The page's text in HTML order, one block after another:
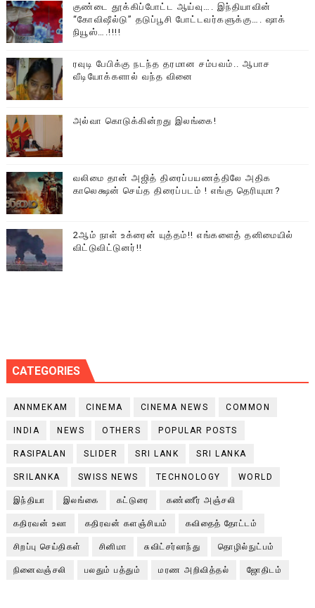
குண்டை தூக்கிப்போட்ட ஆய்வு…. இந்தியாவின்
“கோவிஷீல்டு” தடுப்பூசி போட்டவர்களுக்கு…. ஷாக்
நியூஸ்….!!!!
ரவுடி பேபிக்கு நடந்த தரமான சம்பவம்.. ஆபாச
வீடியோக்களால் வந்த வினை
அல்வா கொடுக்கின்றது இலங்கை!
வலிமை தான் அஜித் திரைப்பயணத்திலே அதிக
காலெக்ஷன் செய்த திரைப்படம் ! எங்கு தெரியுமா?
2ஆம் நாள் உக்ரைன் யுத்தம்!! எங்களைத் தனிமையில்
விட்டுவிட்டுனர்!!
CATEGORIES
ANNMEKAM CINEMA CINEMA NEWS COMMON
INDIA NEWS OTHERS POPULAR POSTS
RASIPALAN SLIDER SRI LANK SRI LANKA
SRILANKA SWISS NEWS TECHNOLOGY WORLD
இந்தியா இலங்கை கட்டுரை கண்ணீர் அஞ்சலி
கதிரவன் உலா கதிரவன் களஞ்சியம் கவிதைத் தோட்டம்
சிறப்பு செய்திகள் சினிமா சுவிட்சர்லாந்து தொழில்நுட்பம்
நினைவஞ்சலி பலதும் பத்தும் மரண அறிவித்தல் ஜோதிடம்